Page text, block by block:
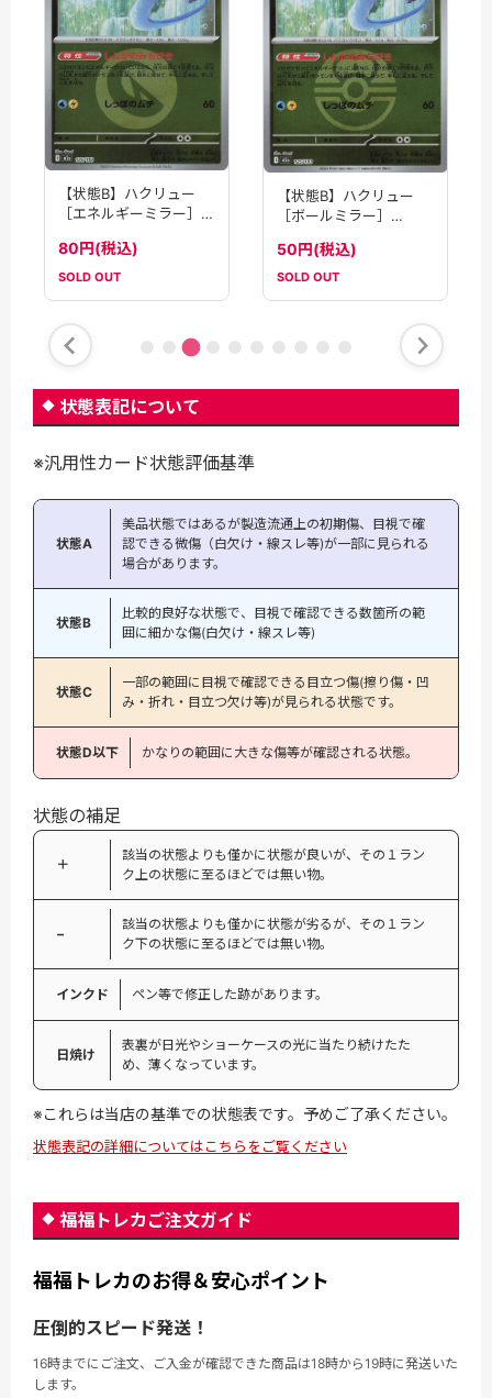
【状態B】ハクリュー
［エネルギーミラー］
80円(税込)
SOLD OUT
【状態B】ハクリュー
［ボールミラー］
50円(税込)
SOLD OUT
状態表記について
※汎用性カード状態評価基準
状態A
美品状態ではあるが製造流通上の初期傷、目視で確
認できる微傷（白欠け・線スレ等)が一部に見られる
場合があります。
状態B
比較的良好な状態で、目視で確認できる数箇所の範
囲に細かな傷(白欠け・線スレ等)
状態C
一部の範囲に目視で確認できる目立つ傷(擦り傷・凹
み・折れ・目立つ欠け等)が見られる状態です。
状態D以下 かなりの範囲に大きな傷等が確認される状態。
状態の補足
＋
該当の状態よりも僅かに状態が良いが、その１ラン
ク上の状態に至るほどでは無い物。
−
該当の状態よりも僅かに状態が劣るが、その１ラン
ク下の状態に至るほどでは無い物。
インクド ペン等で修正した跡があります。
日焼け
表裏が日光やショーケースの光に当たり続けたた
め、薄くなっています。
※これらは当店の基準での状態表です。予めご了承ください。
状態表記の詳細についてはこちらをご覧ください
福福トレカご注文ガイド
福福トレカのお得＆安心ポイント
圧倒的スピード発送！
16時までにご注文、ご入金が確認できた商品は18時から19時に発送いた
します。